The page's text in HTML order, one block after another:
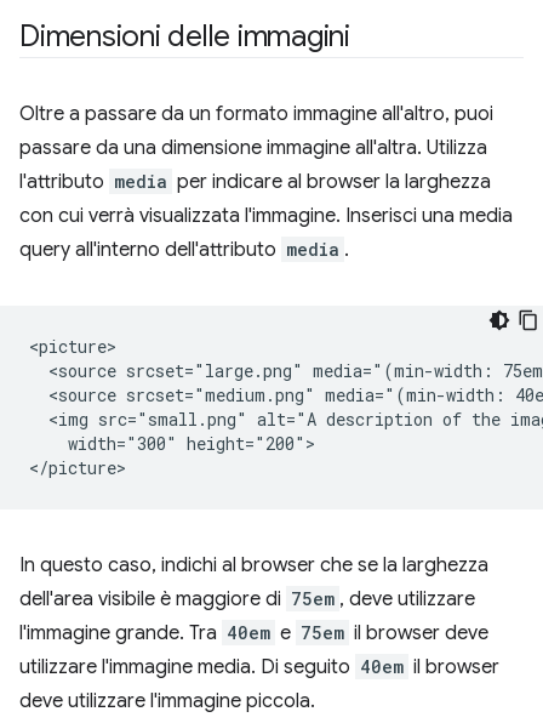
Dimensioni delle immagini
Oltre a passare da un formato immagine all'altro, puoi
passare da una dimensione immagine all'altra. Utilizza
l'attributo media per indicare al browser la larghezza
con cui verrà visualizzata l'immagine. Inserisci una media
query all'interno dell'attributo media .
<picture>
<source srcset="large.png" media="(min-width:
<source srcset="medium.png" media="(min-width:
<img src="small.png" alt="A description of the
    width="300" height="200">
In questo caso, indichi al browser che se la larghezza
dell'area visibile è maggiore di 75em , deve utilizzare
l'immagine grande. Tra 40em e 75em il browser deve
utilizzare l'immagine media. Di seguito 40em il browser
deve utilizzare l'immagine piccola.